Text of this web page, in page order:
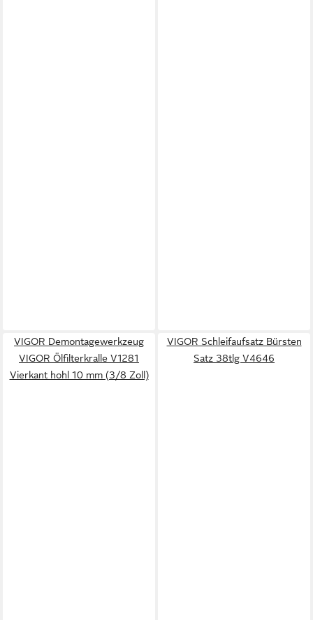
VIGOR Demontagewerkzeug
VIGOR Ölfilterkralle V1281
Vierkant hohl 10 mm (3/8 Zoll)
VIGOR Schleifaufsatz Bürsten
Satz 38tlg V4646